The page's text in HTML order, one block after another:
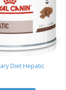
Diet Hepatic